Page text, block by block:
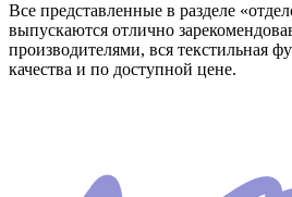
Все представленные в разделе
выпускаются отлично
производителями, вся текстильная
качества и по доступной цене.